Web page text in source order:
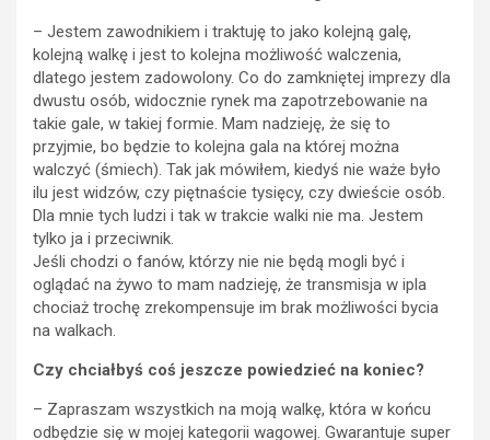
– Jestem zawodnikiem i traktuję to jako kolejną galę,
kolejną walkę i jest to kolejna możliwość walczenia,
dlatego jestem zadowolony. Co do zamkniętej imprezy dla
dwustu osób, widocznie rynek ma zapotrzebowanie na
takie gale, w takiej formie. Mam nadzieję, że się to
przyjmie, bo będzie to kolejna gala na której można
walczyć (śmiech). Tak jak mówiłem, kiedyś nie waże było
ilu jest widzów, czy piętnaście tysięcy, czy dwieście osób.
Dla mnie tych ludzi i tak w trakcie walki nie ma. Jestem
tylko ja i przeciwnik.
Jeśli chodzi o fanów, którzy nie nie będą mogli być i
oglądać na żywo to mam nadzieję, że transmisja w ipla
chociaż trochę zrekompensuje im brak możliwości bycia
na walkach.
Czy chciałbyś coś jeszcze powiedzieć na koniec?
– Zapraszam wszystkich na moją walkę, która w końcu
odbędzie się w mojej kategorii wagowej. Gwarantuje super